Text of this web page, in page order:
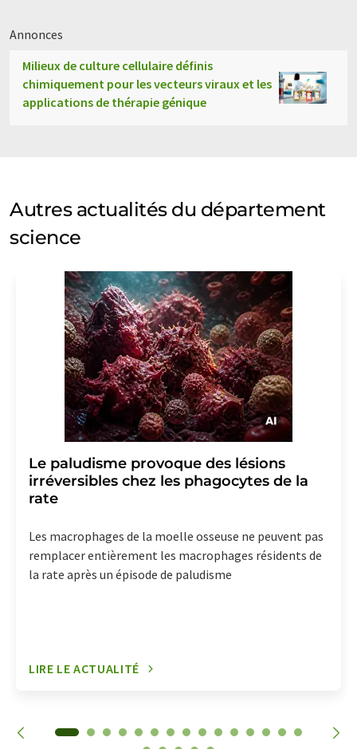
Annonces
Milieux de culture cellulaire définis
chimiquement pour les vecteurs viraux et les
applications de thérapie génique
Autres actualités du département
science
Le paludisme provoque des lésions
irréversibles chez les phagocytes de la
rate
Les macrophages de la moelle osseuse ne peuvent pas
remplacer entièrement les macrophages résidents de
la rate après un épisode de paludisme
LIRE LE ACTUALITÉ